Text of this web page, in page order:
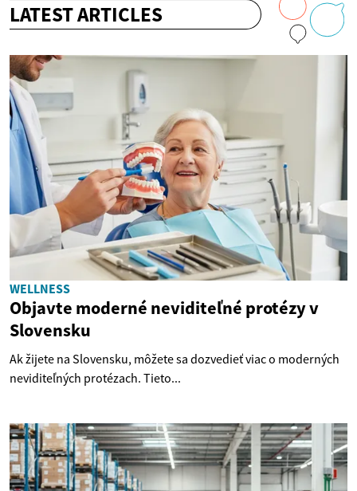
LATEST ARTICLES
WELLNESS
Objavte moderné neviditeľné protézy v
Slovensku
Ak žijete na Slovensku, môžete sa dozvedieť viac o moderných
neviditeľných protézach. Tieto...